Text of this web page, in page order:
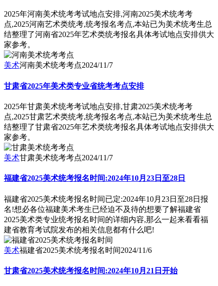
2025年河南美术统考考试地点安排,河南2025美术统考考
点,2025河南艺术类统考,统考报名考点,本站已为美术统考生总
结整理了河南省2025年艺术类统考报名具体考试地点安排供大
家参考。
美术河南美术统考考点2024/11/7
甘肃省2025年美术类专业省统考考点安排
2025年甘肃美术统考考试地点安排,甘肃2025美术统考考
点,2025甘肃艺术类统考,统考报名考点,本站已为美术统考生总
结整理了甘肃省2025年艺术类统考报名具体考试地点安排供大
家参考。
美术甘肃美术统考考点2024/11/7
福建省2025美术统考报名时间:2024年10月23日至28日
福建省2025美术统考报名时间已定:2024年10月23日至28日报
名!想必各位福建美术考生已经迫不及待的想要了解福建省
2025美术类专业统考报名时间的详细内容,那么一起来看看福
建省教育考试院发布的相关信息都有什么吧!
美术福建省2025美术统考报名时间2024/11/6
甘肃省2025美术统考报名时间:2024年10月21日开始